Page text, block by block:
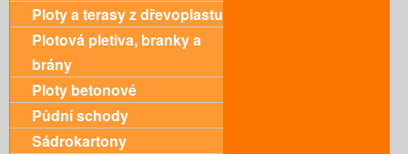
Ploty a terasy z dřevoplastu
Plotová pletiva, branky a
brány
Ploty betonové
Půdní schody
Sádrokartony